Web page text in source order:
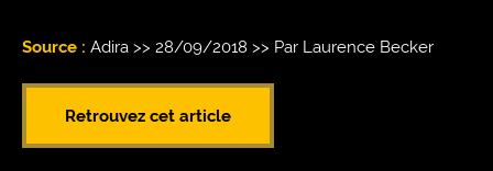
Source : Adira >> 28/09/2018 >> Par Laurence Becker
Retrouvez cet article